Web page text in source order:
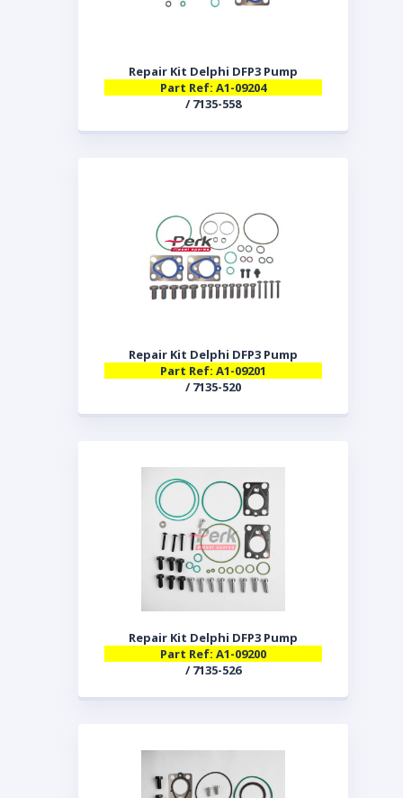
Repair Kit Delphi DFP3 Pump
Part Ref: A1-09204
/ 7135-558
Repair Kit Delphi DFP3 Pump
Part Ref: A1-09201
/ 7135-520
Repair Kit Delphi DFP3 Pump
Part Ref: A1-09200
/ 7135-526